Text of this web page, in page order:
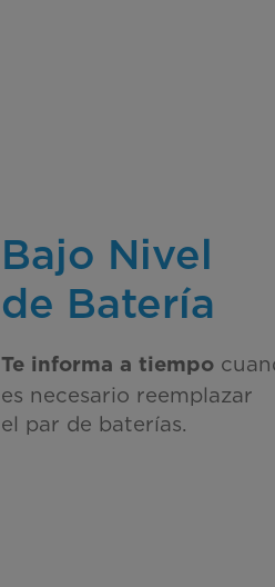
Bajo Nivel
de Batería
Te informa a tiempo
es necesario reemplazar
el par de baterías.